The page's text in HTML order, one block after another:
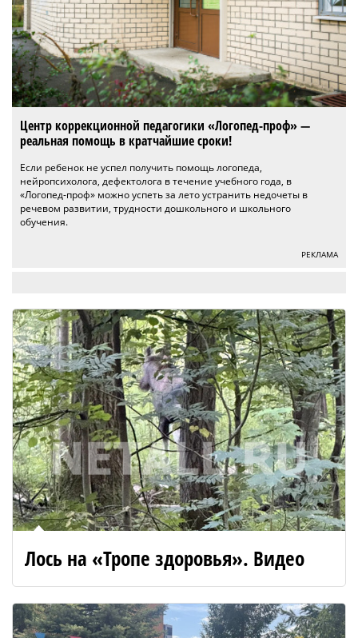
Центр коррекционной педагогики «Логопед-проф» —
реальная помощь в кратчайшие сроки!
Если ребенок не успел получить помощь логопеда,
нейропсихолога, дефектолога в течение учебного года, в
«Логопед-проф» можно успеть за лето устранить недочеты в
речевом развитии, трудности дошкольного и школьного
обучения.
РЕКЛАМА
Лось на «Тропе здоровья». Видео